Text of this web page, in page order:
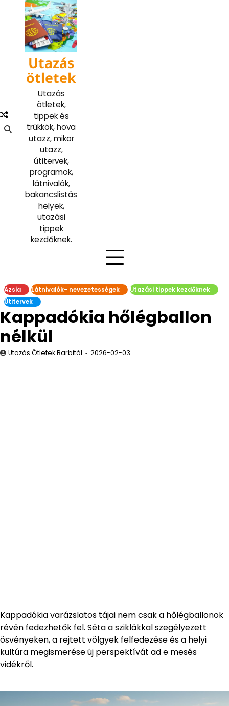
content
Utazás
ötletek
Utazás
ötletek,
tippek és
trükkök, hova
utazz, mikor
utazz,
útitervek,
programok,
látnivalók,
bakancslistás
helyek,
utazási
tippek
kezdőknek.
Ázsia Látnivalók- nevezetességek
Utazási tippek kezdőknek
Útitervek
Kappadókia hőlégballon
nélkül
Utazás Ötletek Barbitól 2026-02-03
Kappadókia varázslatos tájai nem csak a hőlégballonok
révén fedezhetők fel. Séta a sziklákkal szegélyezett
ösvényeken, a rejtett völgyek felfedezése és a helyi
kultúra megismerése új perspektívát ad e mesés
vidékről.